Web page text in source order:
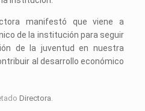
manifestó que viene a
de la institución para seguir
de la juventud en nuestra
al desarrollo económico
Directora.